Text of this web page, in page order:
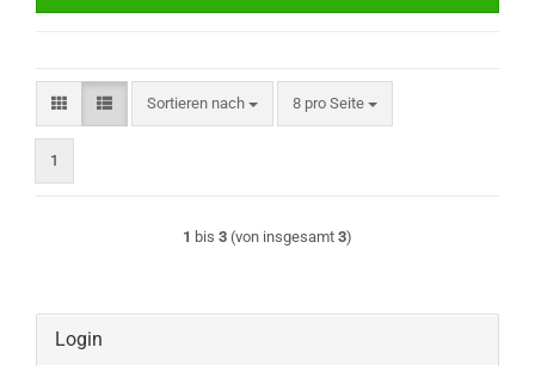
Sortieren nach
Sortieren nach 8 pro Seite
pro Seite
1
1 bis 3 (von insgesamt 3)
Login